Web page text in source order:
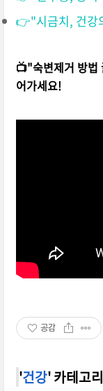
👉"시금치, 건강
📺"숙변제거 방법
어가세요!
공감
'건강' 카테고